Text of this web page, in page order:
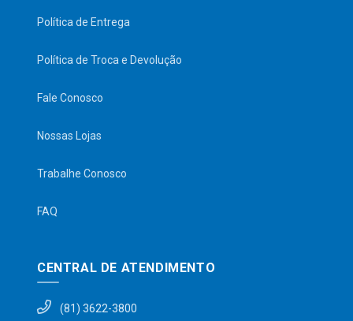
Política de Entrega
Política de Troca e Devolução
Fale Conosco
Nossas Lojas
Trabalhe Conosco
FAQ
CENTRAL DE ATENDIMENTO
(81) 3622-3800